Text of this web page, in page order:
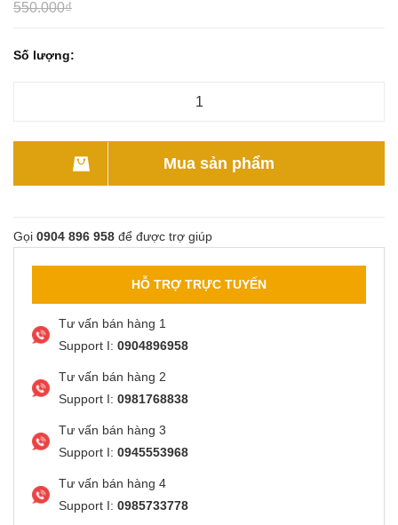
550.000₫
Số lượng:
Mua sản phẩm
Gọi 0904 896 958 để được trợ giúp
HỖ TRỢ TRỰC TUYẾN
Tư vấn bán hàng 1
Support I: 0904896958
Tư vấn bán hàng 2
Support I: 0981768838
Tư vấn bán hàng 3
Support I: 0945553968
Tư vấn bán hàng 4
Support I: 0985733778